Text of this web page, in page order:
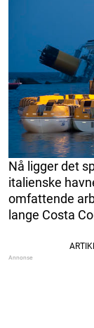
Nå ligger det
italienske
omfattende
lange Costa